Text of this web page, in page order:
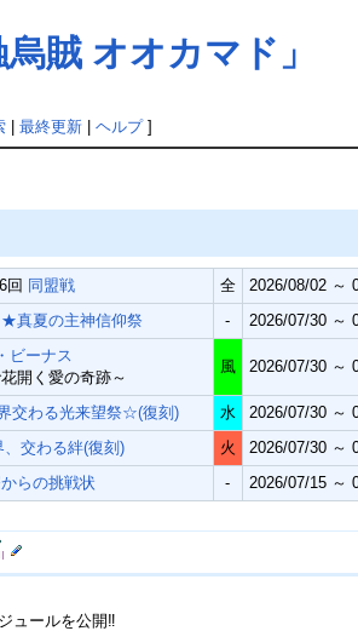
賊 オオカマド」
| 最終更新| ヘルプ]
回 同盟戦 全
2026/08/02 ～
真夏の主神信仰祭 - 2026/07/30 ～
ビーナス
開く愛の奇跡～
風 2026/07/30 ～
交わる光来望祭☆(復刻) 水
2026/07/30 ～
、交わる絆(復刻) 火
2026/07/30 ～
らの挑戦状 - 2026/07/15 ～
ュールを公開‼